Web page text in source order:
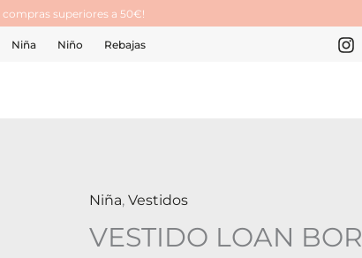
superiores a 50€!
Niña Niño Rebajas
Niña,Vestidos
VESTIDO LOAN BOR
VESTIDO
LOAN
BOR